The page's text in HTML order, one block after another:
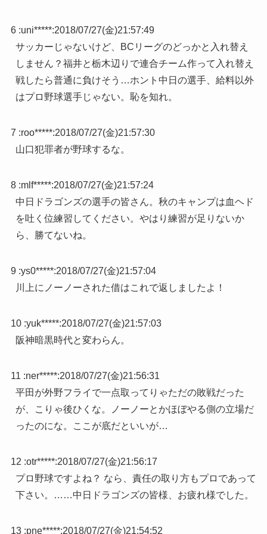
6 :uni*****:2018/07/27(金)21:57:49
サッカーじゃないけど、BCリーグのどっかと入れ替え
しません？福井と栃木辺りで連合チーム作って入れ替え
戦したら普通に負けそう…ホント中日の選手、給料以外
はプロ野球選手じゃない。恥を知れ。
7 :roo*****:2018/07/27(金)21:57:30
山口犯罪者が野球するな。
8 :mlf*****:2018/07/27(金)21:57:24
中日ドラゴンズの選手の皆さん。秋のキャンプは血ヘド
を吐く位練習してください。やはり練習が足りないか
ら、勝てないね。
9 :ys0*****:2018/07/27(金)21:57:04
川上にノーノーされた借はこれで返しましたよ！
10 :yuk*****:2018/07/27(金)21:57:03
阪神暗黒時代と変わらん。
11 :ner*****:2018/07/27(金)21:56:31
平田が外野フライで一点取ってりゃただの敗戦だった
が、こりゃ後ひくな。ノーノーとかほぼやる側の立場だ
ったのにな。ここが底だといいが…
12 :otr*****:2018/07/27(金)21:56:17
プロ野球ですよね？ なら、責任の取り方もプロであって
下さい。……中日ドラゴンズの皆様、お疲れ様でした。
13 :pne*****:2018/07/27(金)21:54:52